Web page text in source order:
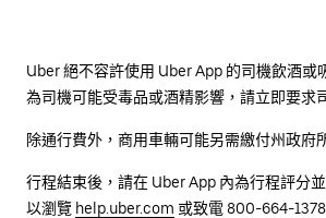
Uber 絕不容許使用 Uber App 的司機飲酒或
為司機可能受毒品或酒精影響，請立即要求
除通行費外，商用車輛可能另需繳付州政府
行程結束後，請在 Uber App 內為行程評分
以瀏覽 help.uber.com 或致電 800-664-1378